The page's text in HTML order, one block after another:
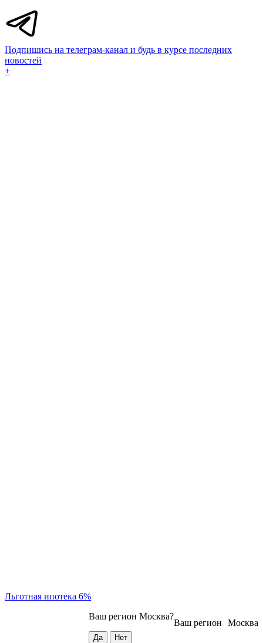
Подпишись на телеграм-канал и будь в курсе последних
новостей
+
Льготная ипотека 6%
Москва
Ваш регион
Ваш регион Москва?